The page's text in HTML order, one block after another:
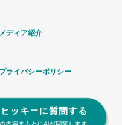
メディア紹介
プライバシーポリシー
All Rights Reserved.